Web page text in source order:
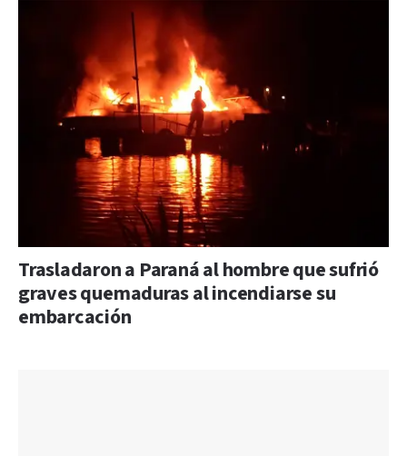
Trasladaron a Paraná al hombre que sufrió
graves quemaduras al incendiarse su
embarcación